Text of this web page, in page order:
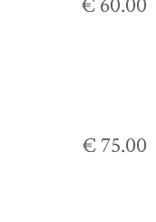
€ 75.00